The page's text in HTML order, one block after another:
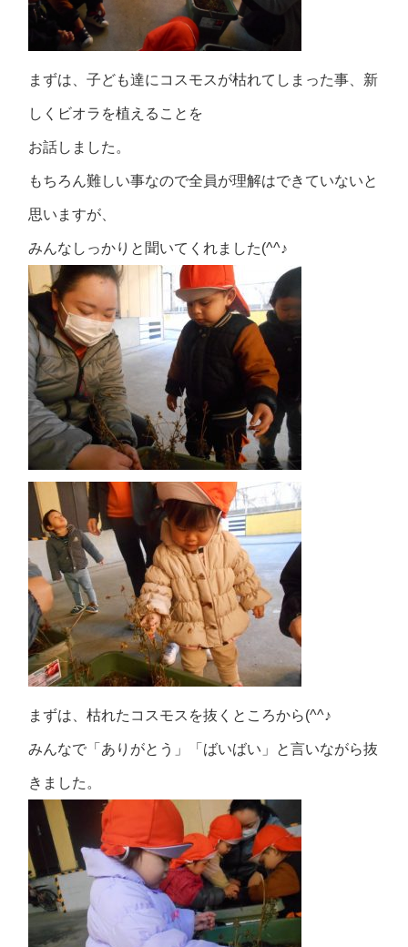
まずは、子ども達にコスモスが枯れてしまった事、新
しくビオラを植えることを
お話しました。
もちろん難しい事なので全員が理解はできていないと
思いますが、
みんなしっかりと聞いてくれました(^^♪
まずは、枯れたコスモスを抜くところから(^^♪
みんなで「ありがとう」「ばいばい」と言いながら抜
きました。